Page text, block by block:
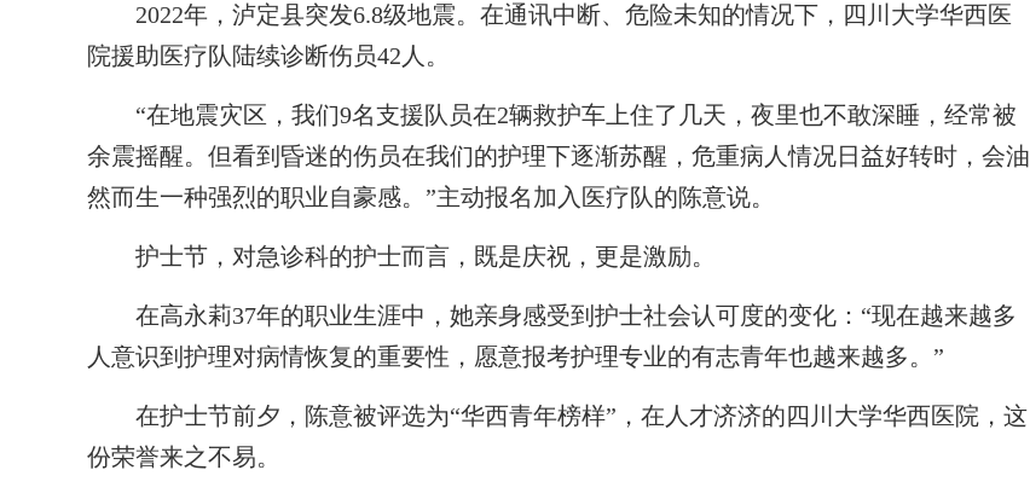
2022年，泸定县突发6.8级地震。在通讯中断、危险未知的情况下，四川大学华西医
院援助医疗队陆续诊断伤员42人。
“在地震灾区，我们9名支援队员在2辆救护车上住了几天，夜里也不敢深睡，经常被
余震摇醒。但看到昏迷的伤员在我们的护理下逐渐苏醒，危重病人情况日益好转时，会油
然而生一种强烈的职业自豪感。”主动报名加入医疗队的陈意说。
护士节，对急诊科的护士而言，既是庆祝，更是激励。
在高永莉37年的职业生涯中，她亲身感受到护士社会认可度的变化：“现在越来越多
人意识到护理对病情恢复的重要性，愿意报考护理专业的有志青年也越来越多。”
在护士节前夕，陈意被评选为“华西青年榜样”，在人才济济的四川大学华西医院，这
份荣誉来之不易。